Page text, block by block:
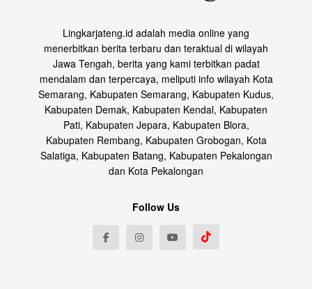
Lingkarjateng.id adalah media online yang
menerbitkan berita terbaru dan teraktual di wilayah
Jawa Tengah, berita yang kami terbitkan padat
mendalam dan terpercaya, meliputi info wilayah Kota
Semarang, Kabupaten Semarang, Kabupaten Kudus,
Kabupaten Demak, Kabupaten Kendal, Kabupaten
Pati, Kabupaten Jepara, Kabupaten Blora,
Kabupaten Rembang, Kabupaten Grobogan, Kota
Salatiga, Kabupaten Batang, Kabupaten Pekalongan
dan Kota Pekalongan
Follow Us